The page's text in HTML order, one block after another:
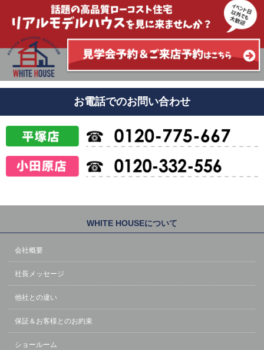
お電話でのお問い合わせ
WHITE HOUSEについて
会社概要
社長メッセージ
他社との違い
保証＆お客様とのお約束
ショールーム